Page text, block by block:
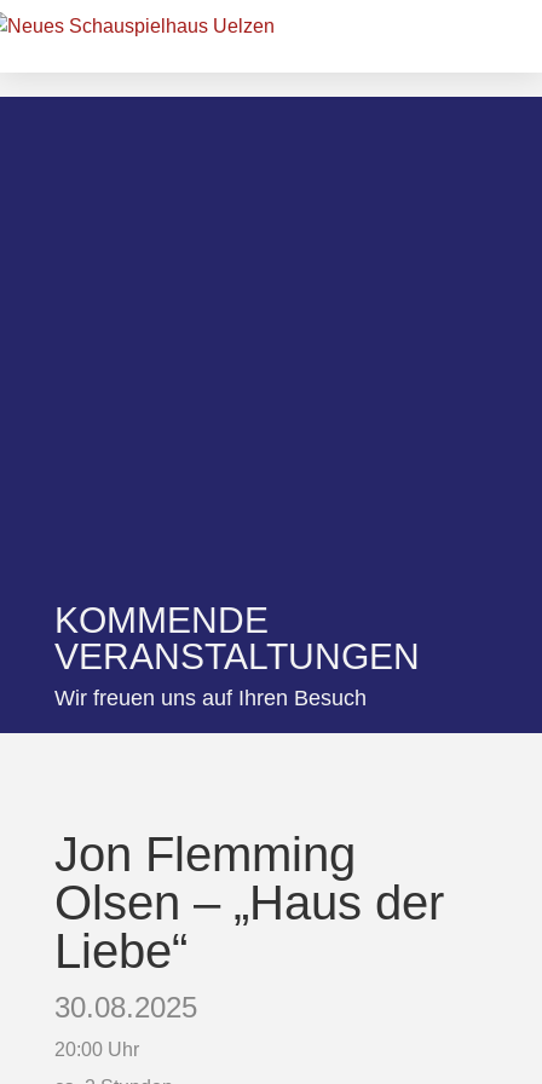
KOMMENDE
VERANSTALTUNGEN
Wir freuen uns auf Ihren Besuch
Jon Flemming
Olsen – „Haus der
Liebe“
30.08.2025
20:00 Uhr